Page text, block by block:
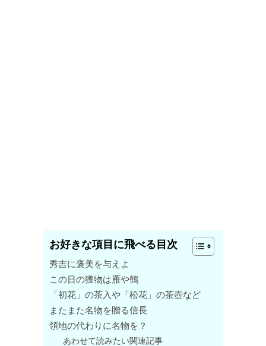
お好きな項目に飛べる目次
秀吉に褒美を与えよ
この日の獲物は雁や鶴
「初花」の茶入や「松花」の茶壺など
またまた名物を贈る信長
領地の代わりに名物を？
あわせて読みたい関連記事